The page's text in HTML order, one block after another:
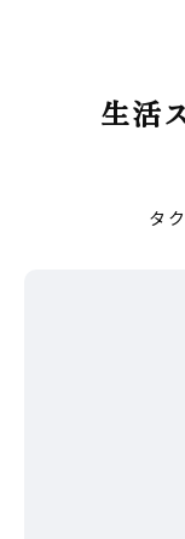
生活
タ